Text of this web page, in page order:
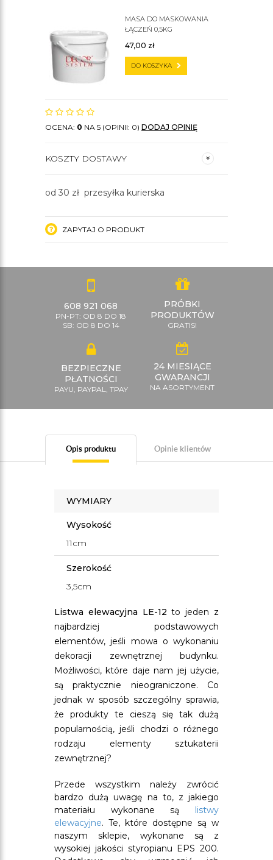
MASA DO MASKOWANIA
ŁĄCZEŃ 0,5KG
47,00 zł
DO KOSZYKA
OCENA: 0 NA 5 (OPINII: 0) DODAJ OPINIĘ
KOSZTY DOSTAWY
od 30 zł przesyłka kurierska
ZAPYTAJ O PRODUKT
608 921 068
PN-PT: OD 8 DO 18
SB: OD 8 DO 14
PRÓBKI
PRODUKTÓW
GRATIS!
BEZPIECZNE
PŁATNOŚCI
PAYU, PAYPAL, TPAY
24 MIESIĄCE
GWARANCJI
NA ASORTYMENT
Opis produktu Opinie klientów
WYMIARY
Wysokość
11cm
Szerokość
3,5cm
Listwa elewacyjna LE-12 to jeden z
najbardziej podstawowych
elementów, jeśli mowa o wykonaniu
dekoracji zewnętrznej budynku.
Możliwości, które daje nam jej użycie,
są praktycznie nieograniczone. Co
jednak w sposób szczególny sprawia,
że produkty te cieszą się tak dużą
popularnością, jeśli chodzi o różnego
rodzaju elementy sztukaterii
zewnętrznej?
Przede wszystkim należy zwrócić
bardzo dużą uwagę na to, z jakiego
materiału wykonane są listwy
elewacyjne. Te, które dostępne są w
naszym sklepie, wykonane są z
wysokiej jakości styropianu EPS 200.